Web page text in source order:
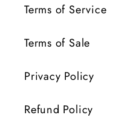
Terms of Service
Terms of Sale
Privacy Policy
Refund Policy